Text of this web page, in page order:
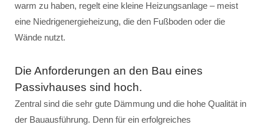
warm zu haben, regelt eine kleine Heizungsanlage – meist
eine Niedrigenergieheizung, die den Fußboden oder die
Wände nutzt.
Die Anforderungen an den Bau eines
Passivhauses sind hoch.
Zentral sind die sehr gute Dämmung und die hohe Qualität in
der Bauausführung. Denn für ein erfolgreiches